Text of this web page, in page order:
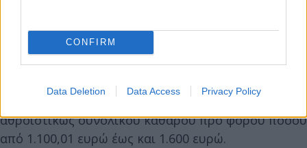
CONFIRM
Data Deletion Data Access Privacy Policy
από 700,01 ευρώ έως και 1.100 ευρώ.
- Σε 100 ευρώ για συνταξιούχο του e-ΕΦΚΑ, στον
οποίο καταβλήθηκαν κύριες συντάξεις γήρατος,
αναπηρίας ή θανάτου μηνός Οκτωβρίου 2023
αθροιστικώς συνολικού καθαρού προ φόρου ποσού
από 1.100,01 ευρώ έως και 1.600 ευρώ.